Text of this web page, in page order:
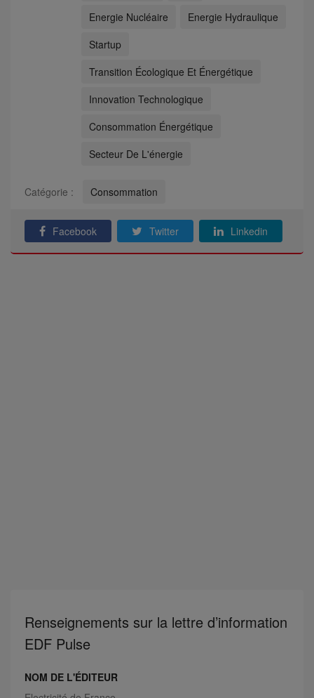
Energie Nucléaire
Energie Hydraulique
Startup
Transition Écologique Et Énergétique
Innovation Technologique
Consommation Énergétique
Secteur De L'énergie
Catégorie : Consommation
Facebook Twitter Linkedin
Renseignements sur la lettre d’information
EDF Pulse
NOM DE L'ÉDITEUR